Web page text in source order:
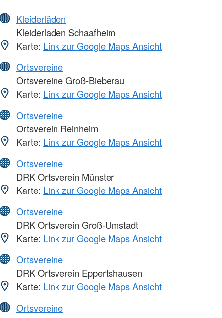
Kleiderläden
Kleiderladen Schaafheim
Karte: Link zur Google Maps Ansicht
Ortsvereine
Ortsvereine Groß-Bieberau
Karte: Link zur Google Maps Ansicht
Ortsvereine
Ortsverein Reinheim
Karte: Link zur Google Maps Ansicht
Ortsvereine
DRK Ortsverein Münster
Karte: Link zur Google Maps Ansicht
Ortsvereine
DRK Ortsverein Groß-Umstadt
Karte: Link zur Google Maps Ansicht
Ortsvereine
DRK Ortsverein Eppertshausen
Karte: Link zur Google Maps Ansicht
Ortsvereine